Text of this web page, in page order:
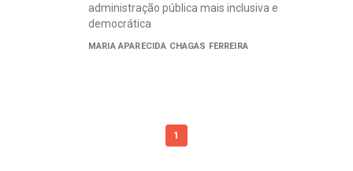
administração pública mais inclusiva e
democrática
MARIA APARECIDA CHAGAS FERREIRA
1